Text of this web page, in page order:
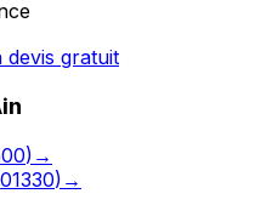
devis gratuit
) →
01330) →